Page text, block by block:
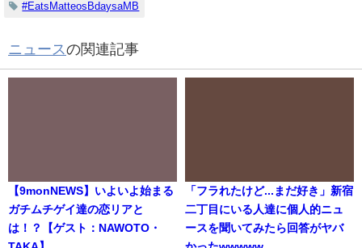
#EatsMatteosBdaysaMB
ニュースの関連記事
【9monNEWS】いよいよ始まる
ガチムチゲイ達の恋リアと
は！？【ゲスト：NAWOTO・
「フラれたけど...まだ好き」新宿
二丁目にいる人達に個人的ニュ
ースを聞いてみたら回答がヤバ